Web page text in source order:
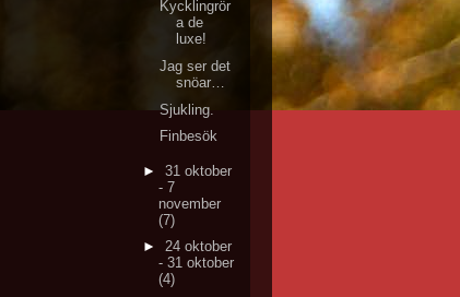
Kycklingrör
a de
luxe!
Jag ser det
snöar…
Sjukling.
Finbesök
► 31 oktober
- 7
november
(7)
► 24 oktober
- 31 oktober
(4)